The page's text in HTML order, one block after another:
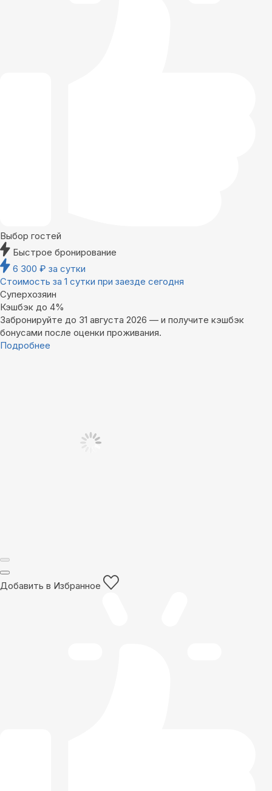
Выбор гостей
Быстрое бронирование
6 300 ₽ за сутки
Стоимость за 1 сутки при заезде сегодня
Суперхозяин
Кэшбэк до 4%
Забронируйте до 31 августа 2026 — и получите кэшбэк
бонусами после оценки проживания.
Подробнее
Добавить в Избранное